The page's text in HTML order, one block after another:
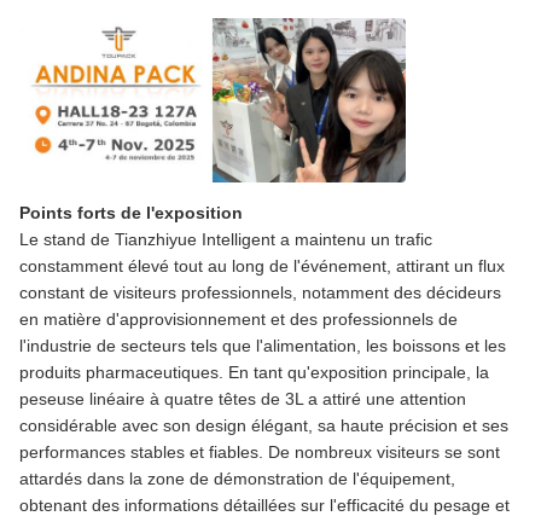
Points forts de l'exposition
Le stand de Tianzhiyue Intelligent a maintenu un trafic
constamment élevé tout au long de l'événement, attirant un flux
constant de visiteurs professionnels, notamment des décideurs
en matière d'approvisionnement et des professionnels de
l'industrie de secteurs tels que l'alimentation, les boissons et les
produits pharmaceutiques. En tant qu'exposition principale, la
peseuse linéaire à quatre têtes de 3L a attiré une attention
considérable avec son design élégant, sa haute précision et ses
performances stables et fiables. De nombreux visiteurs se sont
attardés dans la zone de démonstration de l'équipement,
obtenant des informations détaillées sur l'efficacité du pesage et